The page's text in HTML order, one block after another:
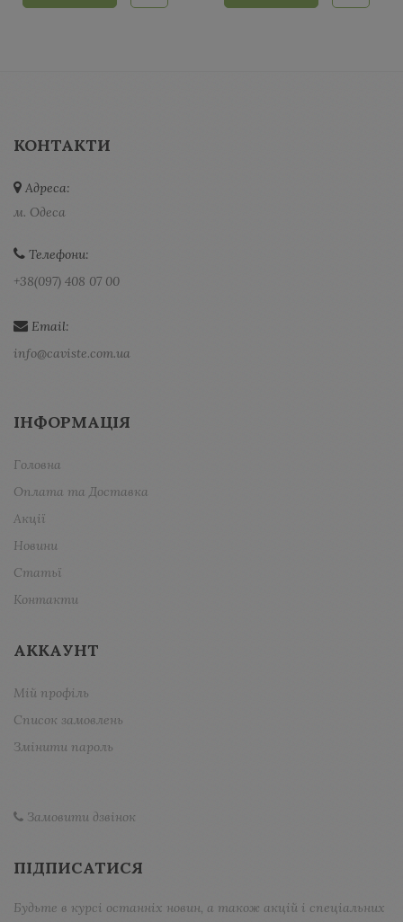
КОНТАКТИ
Адреса:
м. Одеса
Телефони:
+38(097) 408 07 00
Email:
info@caviste.com.ua
ІНФОРМАЦІЯ
Головна
Оплата та Доставка
Акції
Новини
Статьї
Контакти
АККАУНТ
Мій профіль
Список замовлень
Змінити пароль
Замовити дзвінок
ПІДПИСАТИСЯ
Будьте в курсі останніх новин, а також акцій і спеціальних